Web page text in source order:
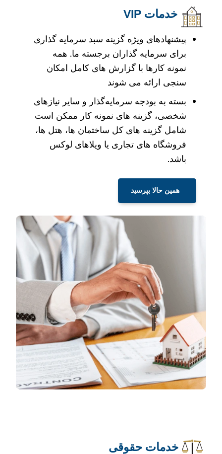
خدمات VIP
پیشنهادهای ویژه گزینه سبد سرمایه گذاری
برای سرمایه گذاران برجسته ما. همه
نمونه کارها با گزارش های کامل امکان
سنجی ارائه می شوند
بسته به بودجه سرمایه‌گذار و سایر نیازهای
شخصی، گزینه های نمونه کار ممکن است
شامل گزینه های کل ساختمان ها، هتل ها،
فروشگاه های تجاری یا ویلاهای لوکس
باشد.
همین حالا بپرسید
خدمات حقوقی